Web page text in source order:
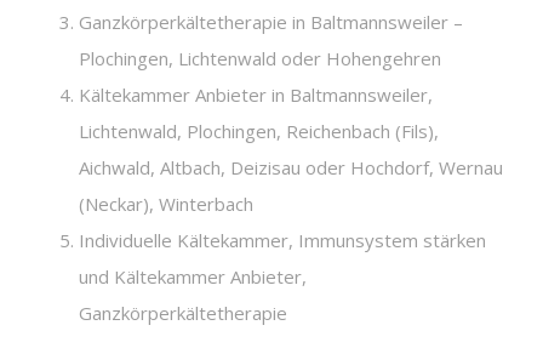
Ganzkörperkältetherapie in Baltmannsweiler –
Plochingen, Lichtenwald oder Hohengehren
Kältekammer Anbieter in Baltmannsweiler,
Lichtenwald, Plochingen, Reichenbach (Fils),
Aichwald, Altbach, Deizisau oder Hochdorf, Wernau
(Neckar), Winterbach
Individuelle Kältekammer, Immunsystem stärken
und Kältekammer Anbieter,
Ganzkörperkältetherapie